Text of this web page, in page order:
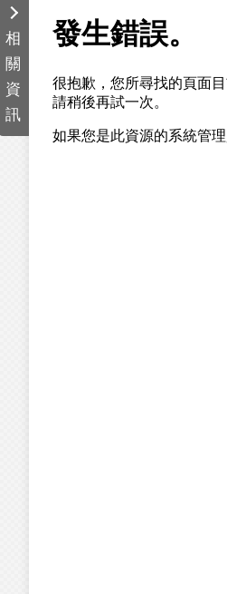
相
關
資
訊